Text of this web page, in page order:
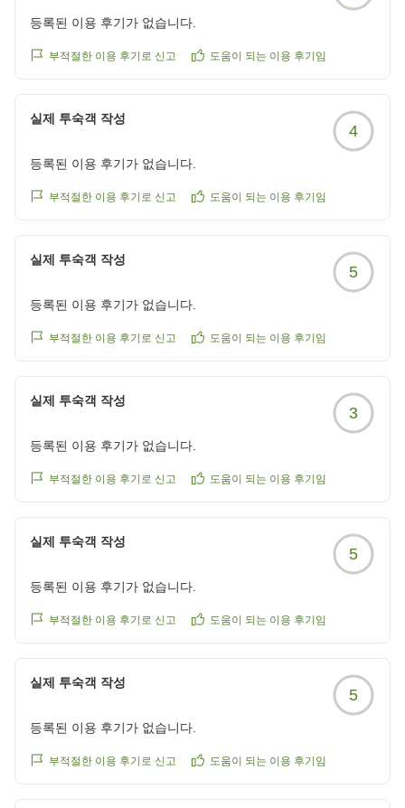
駅至近、コンビニ、飲食店ほぼ無し。ホテル内の食堂が比較
的遅くまで営業していること、多くはありませんがカップ麺
等の販売もありますので特に困ることはありませんでした。
充分広く、朝5:45から開始しているので落ち着いて頂くこと
ができました。函館焼き鳥などの御当地メニューがあった点
も評価が高いです。
内風呂、露天風呂の温泉がありました。外気浴用の椅子も準
どもがはしゃいでおり、ゆっくりとはできなかったです。部
特に気になる点はありませんでした。
清潔さ:4点
駅の目の前の便利な立地の洗練されたホテルでした。周りに
お店が少ない、もしくは閉店が早いのは残念ですが、ホテル
側の努力でカバーされている姿が確認できました。約5年前
た利用する機会もあるかと思いますが、その際はよろしくお
https://review.travel.rakuten.co.jp/hotel/voice/160793?
등록된 이용 후기가 없습니다.
부적절한 이용 후기로 신고 도움이 되는 이용 후기임
실제 투숙객 작성
4
등록된 이용 후기가 없습니다.
부적절한 이용 후기로 신고 도움이 되는 이용 후기임
실제 투숙객 작성
5
등록된 이용 후기가 없습니다.
부적절한 이용 후기로 신고 도움이 되는 이용 후기임
실제 투숙객 작성
3
등록된 이용 후기가 없습니다.
부적절한 이용 후기로 신고 도움이 되는 이용 후기임
실제 투숙객 작성
5
등록된 이용 후기가 없습니다.
부적절한 이용 후기로 신고 도움이 되는 이용 후기임
실제 투숙객 작성
5
등록된 이용 후기가 없습니다.
부적절한 이용 후기로 신고 도움이 되는 이용 후기임